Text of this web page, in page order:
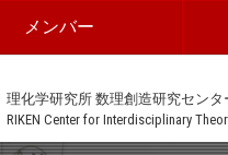
メンバー
理化学研究所 数理創造研究センタ
RIKEN Center for Interdisciplinary